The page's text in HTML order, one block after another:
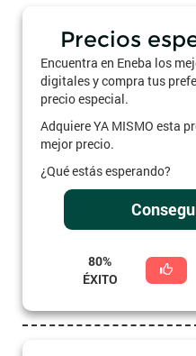
Precios
Encuentra en Eneba los
digitales y compra tus
precio especial.
Adquiere YA MISMO esta
mejor precio.
¿Qué estás esperando?
80%
ÉXITO